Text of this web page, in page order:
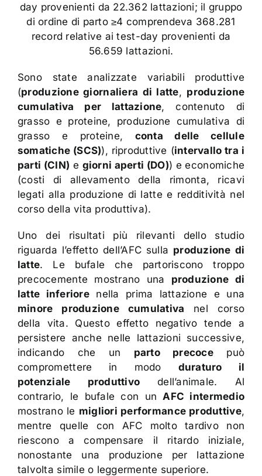
day provenienti da 22.362 lattazioni; il gruppo
di ordine di parto ≥4 comprendeva 368.281
record relative ai test-day provenienti da
56.659 lattazioni.
Sono state analizzate variabili produttive
(produzione giornaliera di latte, produzione
cumulativa per lattazione, contenuto di
grasso e proteine, produzione cumulativa di
grasso e proteine, conta delle cellule
somatiche (SCS)), riproduttive (intervallo tra i
parti (CIN) e giorni aperti (DO)) e economiche
(costi di allevamento della rimonta, ricavi
legati alla produzione di latte e redditività nel
corso della vita produttiva).
Uno dei risultati più rilevanti dello studio
riguarda l’effetto dell’AFC sulla produzione di
latte. Le bufale che partoriscono troppo
precocemente mostrano una produzione di
latte inferiorenella prima lattazione e una
minore produzione cumulativa nel corso
della vita. Questo effetto negativo tende a
persistere anche nelle lattazioni successive,
indicando che un parto precocepuò
compromettere in modo duraturo il
potenziale produttivo dell’animale. Al
contrario, le bufale con un AFC intermedio
mostrano le migliori performance produttive,
mentre quelle con AFC molto tardivo non
riescono a compensare il ritardo iniziale,
nonostante una produzione per lattazione
talvolta simile o leggermente superiore.